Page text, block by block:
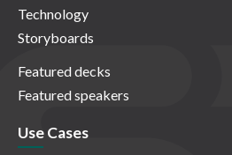
Technology
Storyboards
Featured decks
Featured speakers
Use Cases